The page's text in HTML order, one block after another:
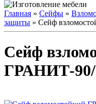
Главная » Сейфы »
защиты » Сейф
Сейф
ГРАНИТ-